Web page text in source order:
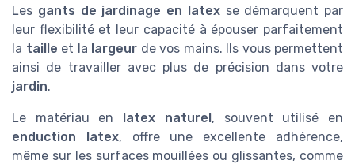
Les gants de jardinage en latexse démarquent par
leur flexibilité et leur capacité à épouser parfaitement
la taille et la largeur de vos mains. Ils vous permettent
ainsi de travailler avec plus de précision dans votre
jardin.
Le matériau en latex naturel, souvent utilisé en
enduction latex, offre une excellente adhérence,
même sur les surfaces mouillées ou glissantes, comme